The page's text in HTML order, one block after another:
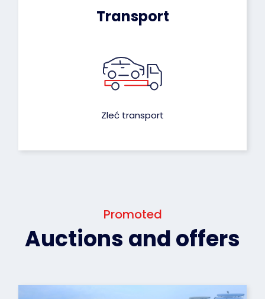
Transport
Zleć transport
Promoted
Auctions and offers